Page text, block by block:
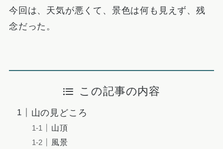
今回は、天気が悪くて、景色は何も見えず、残
念だった。
この記事の内容
山の見どころ
山頂
風景